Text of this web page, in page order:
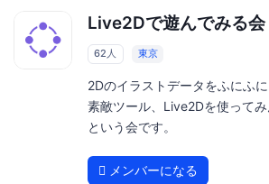
Live2Dで遊んでみる会
62人 東京
2Dのイラストデータをふにふ
素敵ツール、Live2Dを使って
という会です。
メンバーになる